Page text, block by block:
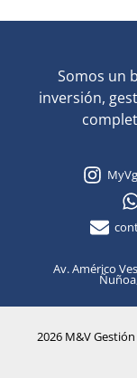
Somos un
inversión,
Av. Américo
2026 M&V